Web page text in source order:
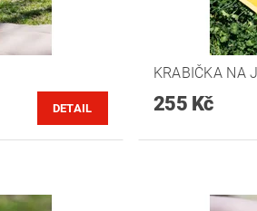
DETAIL
KRABIČKA NA
255 Kč